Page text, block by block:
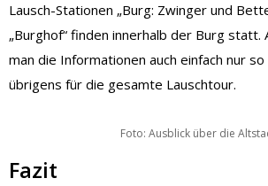
Lausch-Stationen „Burg: Zwinger und
„Burghof“ finden innerhalb der Burg statt.
man die Informationen auch einfach nur
übrigens für die gesamte Lauschtour.
Foto: Ausblick über die
Fazit